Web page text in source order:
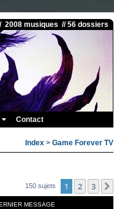
musiques // 56 dossiers
Contact
Index > Game Forever TV
150 sujets 1 2 3
MESSAGE